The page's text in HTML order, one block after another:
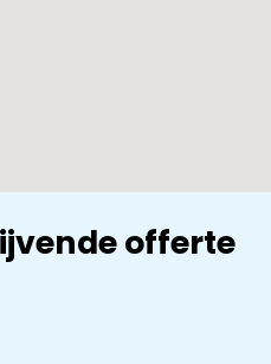
offerte